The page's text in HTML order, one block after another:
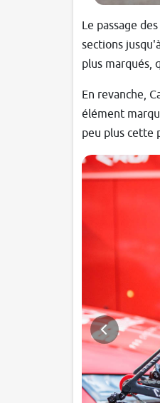
Le passage
sections
plus marqués,
En revanche,
élément
peu plus cette